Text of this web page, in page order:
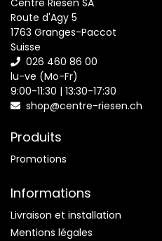
Centre Riesen SA
Route d'Agy 5
1763 Granges-Paccot
Suisse
026 460 86 00
lu-ve (Mo-Fr)
9:00-11:30 | 13:30-17:30
shop@centre-riesen.ch
Produits
Promotions
Informations
Livraison et installation
Mentions légales